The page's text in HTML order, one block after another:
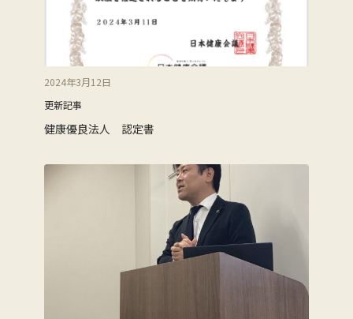
2024年3月12日
更新記事
健康優良法人 認定書